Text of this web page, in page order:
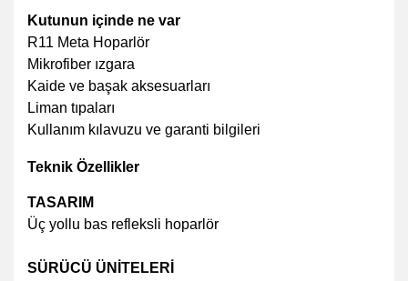
Kutunun içinde ne var
R11 Meta Hoparlör
Mikrofiber ızgara
Kaide ve başak aksesuarları
Liman tıpaları
Kullanım kılavuzu ve garanti bilgileri
Teknik Özellikler
TASARIM
Üç yollu bas refleksli hoparlör
SÜRÜCÜ ÜNİTELERİ